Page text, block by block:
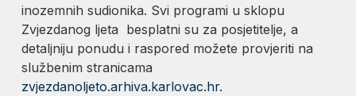
inozemnih sudionika. Svi programi u sklopu
Zvjezdanog ljeta besplatni su za posjetitelje, a
detaljniju ponudu i raspored možete provjeriti na
službenim stranicama
zvjezdanoljeto.arhiva.karlovac.hr.